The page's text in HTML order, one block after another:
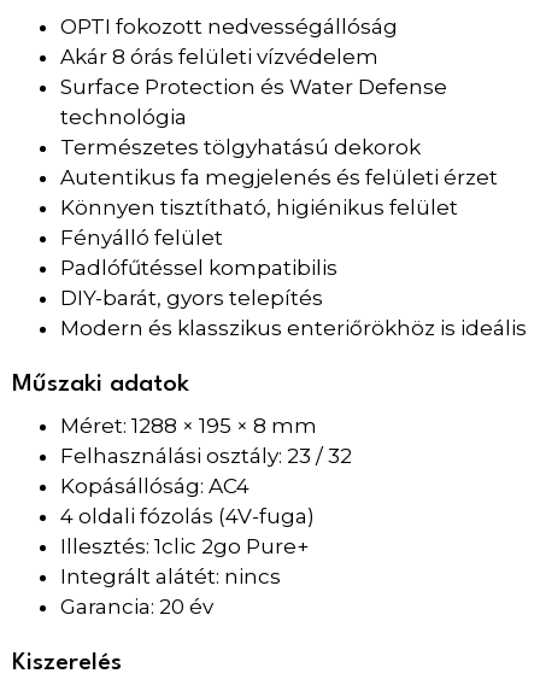
OPTI fokozott nedvességállóság
Akár 8 órás felületi vízvédelem
Surface Protection és Water Defense
technológia
Természetes tölgyhatású dekorok
Autentikus fa megjelenés és felületi érzet
Könnyen tisztítható, higiénikus felület
Fényálló felület
Padlófűtéssel kompatibilis
DIY-barát, gyors telepítés
Modern és klasszikus enteriőrökhöz is ideális
Műszaki adatok
Méret: 1288 × 195 × 8 mm
Felhasználási osztály: 23 / 32
Kopásállóság: AC4
4 oldali fózolás (4V-fuga)
Illesztés: 1clic 2go Pure+
Integrált alátét: nincs
Garancia: 20 év
Kiszerelés